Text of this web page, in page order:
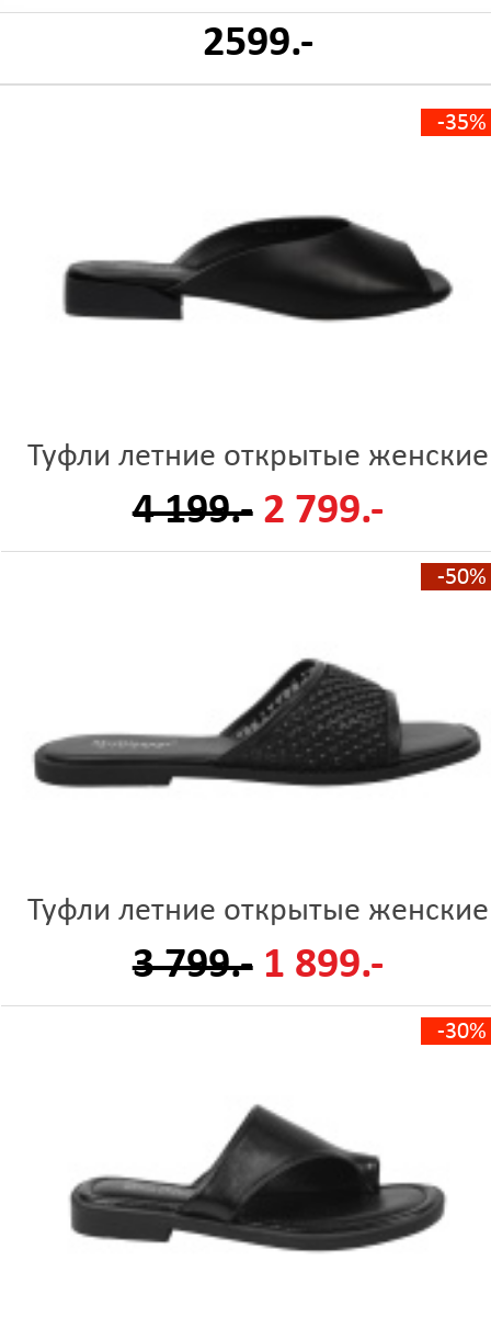
2599.-
-35%
Туфли летние открытые женские
4 199.- 2 799.-
-50%
Туфли летние открытые женские
3 799.- 1 899.-
-30%